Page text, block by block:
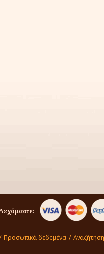
Δεχόμαστε:
/ Προσωπικά δεδομένα / Αναζήτηση